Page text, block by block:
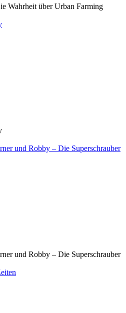
Wahrheit über Urban Farming
und Robby – Die Superschrauber
und Robby – Die Superschrauber